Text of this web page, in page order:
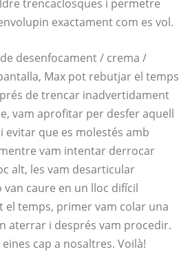
trencaclosques i permetre
exactament com es vol.
desenfocament / crema /
Max pot rebutjar el temps
de trencar inadvertidament
vam aprofitar per desfer aquell
evitar que es molestés amb
vam intentar derrocar
alt, les vam desarticular
caure en un lloc difícil
el temps, primer vam colar una
aterrar i després vam procedir.
cap a nosaltres. Voilà!